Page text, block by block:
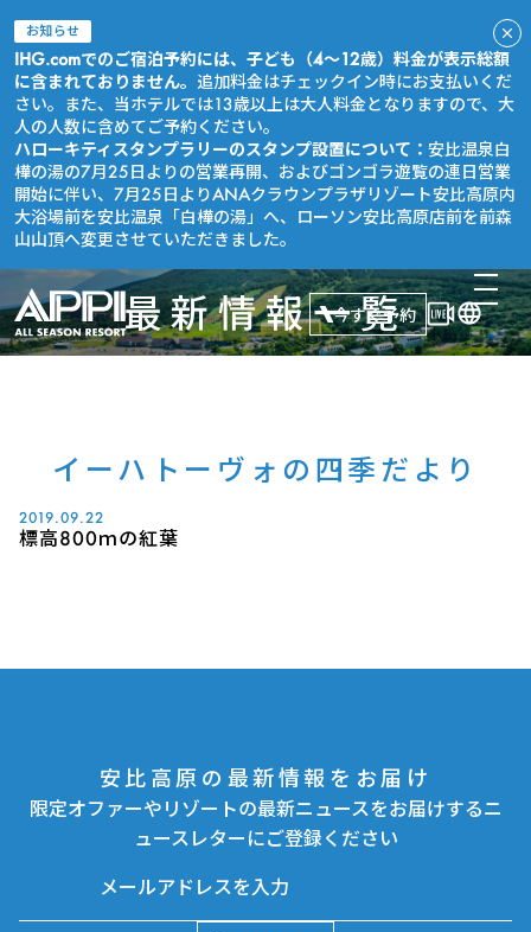
お知らせ
IHG.comでのご宿泊予約には、子ども（4～12歳）料金が表示総額
に含まれておりません。 追加料金はチェックイン時にお支払いくだ
さい。また、当ホテルでは13歳以上は大人料金となりますので、大
人の人数に含めてご予約ください。
ハローキティスタンプラリーのスタンプ設置について： 安比温泉白
樺の湯の7月25日よりの営業再開、およびゴンゴラ遊覧の連日営業
開始に伴い、7月25日よりANAクラウンプラザリゾート安比高原内
大浴場前を安比温泉「白樺の湯」へ、ローソン安比高原店前を前森
山山頂へ変更させていただきました。
今すぐ予約
最新情報一覧
イーハトーヴォの四季だより
2019.09.22
標高800ｍの紅葉
安比高原の最新情報をお届け
限定オファーやリゾートの最新ニュースをお届けするニ
ュースレターにご登録ください